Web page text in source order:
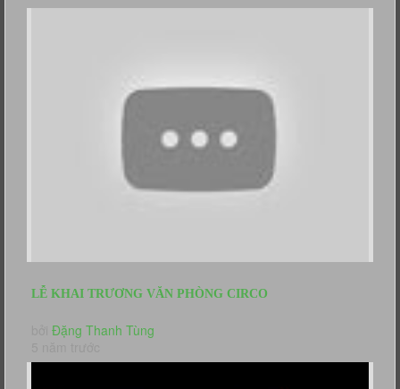
LỄ KHAI TRƯƠNG VĂN PHÒNG CIRCO
Đặng Thanh Tùng